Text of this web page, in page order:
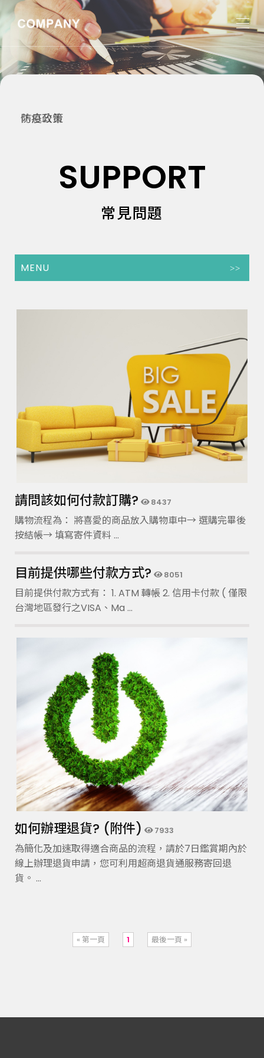
防疫政策
SUPPORT
常見問題
MENU
請問該如何付款訂購? 8437
購物流程為： 將喜愛的商品放入購物車中→ 選購完畢後
按結帳→ 填寫寄件資料 ...
目前提供哪些付款方式? 8051
目前提供付款方式有： 1. ATM 轉帳 2. 信用卡付款 ( 僅限
台灣地區發行之VISA、Ma ...
如何辦理退貨? (附件) 7933
為簡化及加速取得適合商品的流程，請於7日鑑賞期內於
線上辦理退貨申請，您可利用超商退貨通服務寄回退
貨。 ...
« 第一頁 1 最後一頁 »